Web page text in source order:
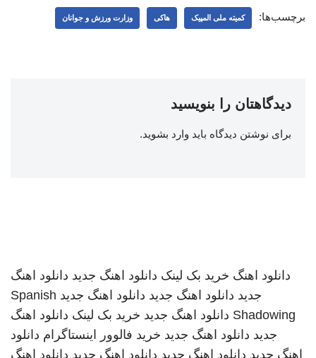
برچسب‌ها: کمیته ملی المپیک هاکی وزارت ورزش و جوانان
دیدگاهتان را بنویسید
برای نوشتن دیدگاه باید وارد بشوید.
دانلود اهنگ خرید بک لینک دانلود اهنگ جدید دانلود اهنگ
جدید دانلود اهنگ جدید دانلود اهنگ جدید Spanish
Shadowing دانلود اهنگ جدید خرید بک لینک دانلود اهنگ
جدید دانلود اهنگ جدید خرید فالوور اینستاگرام دانلود
اهنگ جدید دانلود اهنگ جدید دانلود اهنگ جدید دانلود اهنگ